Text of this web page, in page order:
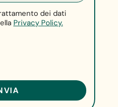
dei dati
Privacy Policy.